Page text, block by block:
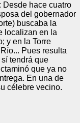
Desde hace cuatro
del gobernador
buscaba la
localizan en la
y en la Torre
Pues resulta
tendrá que
que ya no
En una de
célebre vecino.